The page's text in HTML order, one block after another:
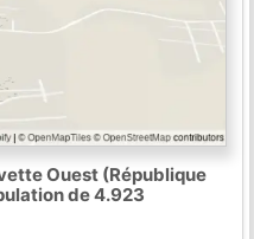
Ouest (République
de 4.923